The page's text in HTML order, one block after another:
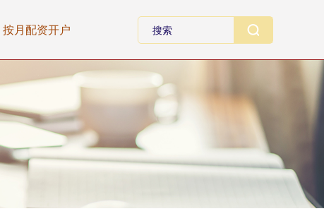
按月配资开户